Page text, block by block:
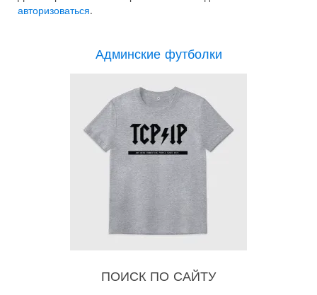
авторизоваться.
Админские футболки
ПОИСК ПО САЙТУ